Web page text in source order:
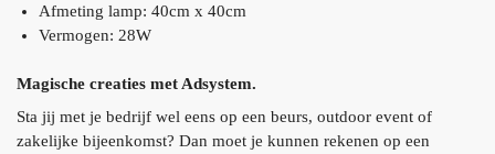
Afmeting lamp: 40cm x 40cm
Vermogen: 28W
Magische creaties met Adsystem.
Sta jij met je bedrijf wel eens op een beurs, outdoor event of
zakelijke bijeenkomst? Dan moet je kunnen rekenen op een